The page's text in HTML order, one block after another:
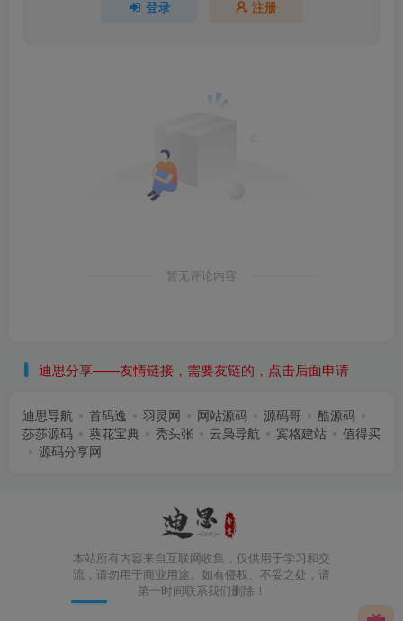
登录 注册
暂无评论内容
迪思分享——友情链接，需要友链的，点击后面申请
迪思导航 首码逸 羽灵网 网站源码 源码哥
酷源码
莎莎源码
葵花宝典 秃头张 云枭导航 宾格建站
值得买
源码分享网
本站所有内容来自互联网收集，仅供用于学习和交
流，请勿用于商业用途。如有侵权、不妥之处，请
第一时间联系我们删除！